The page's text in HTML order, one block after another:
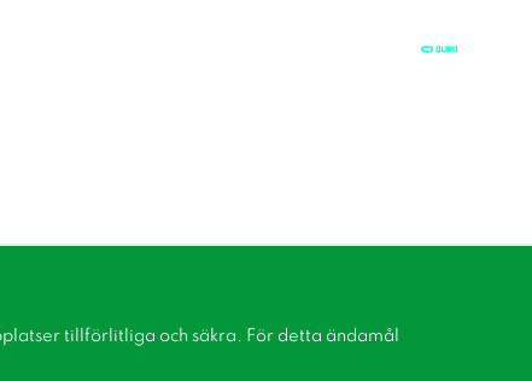
tillförlitliga och säkra. För detta ändamål